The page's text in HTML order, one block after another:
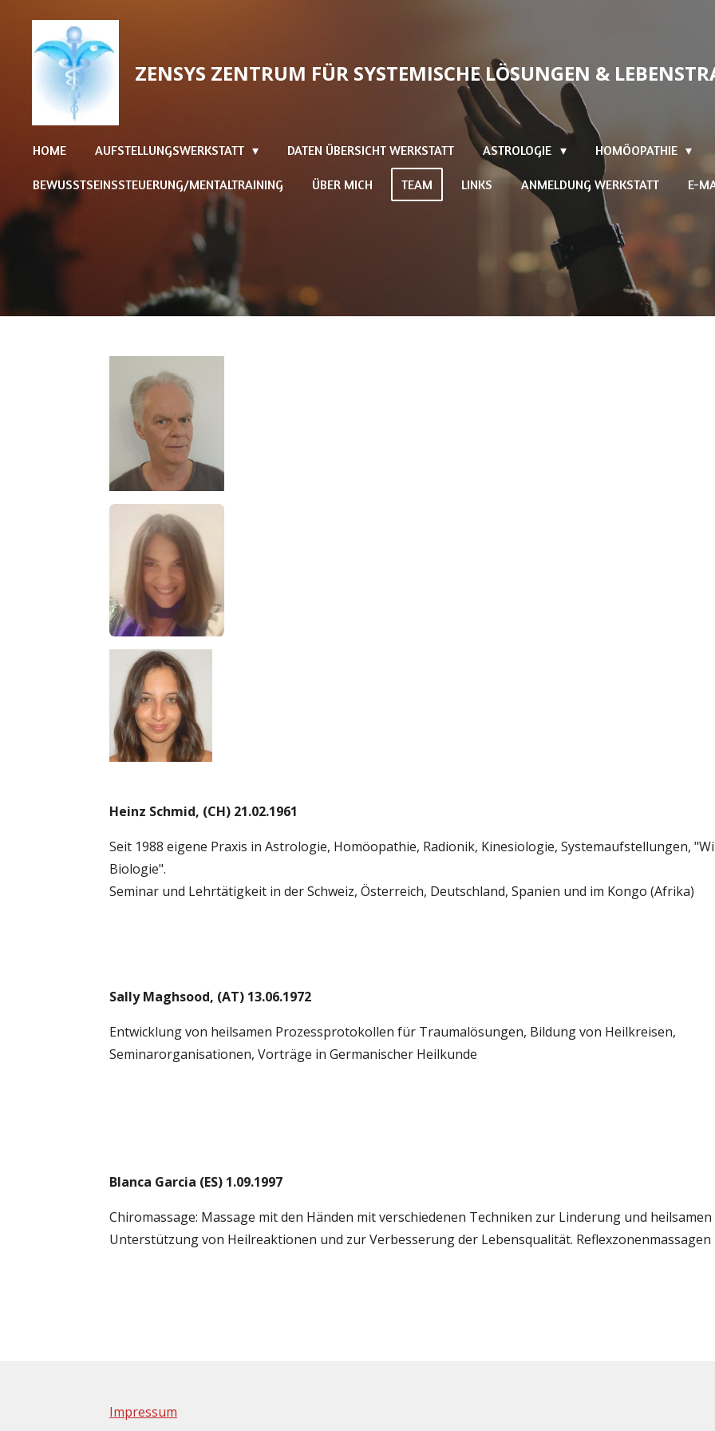
Zum
Hauptinhalt
springen
ZENSYS ZENTRUM FÜR SYSTEMISCHE LÖSUNGEN &
HOME AUFSTELLUNGSWERKSTATT DATEN ÜBERSICHT WERKSTATT ASTROLOGIE HOMÖOPATHIE
BEWUSSTSEINSSTEUERUNG/MENTALTRAINING ÜBER MICH TEAM LINKS ANMELDUNG WERKSTATT E-
Heinz Schmid, (CH) 21.02.1961
Seit 1988 eigene Praxis in Astrologie, Homöopathie, Radionik, Kinesiologie, Systemaufstellungen,
Biologie".
Seminar und Lehrtätigkeit in der Schweiz, Österreich, Deutschland, Spanien und im Kongo (Afrika)
Sally Maghsood, (AT) 13.06.1972
Entwicklung von heilsamen Prozessprotokollen für Traumalösungen, Bildung von Heilkreisen,
Seminarorganisationen, Vorträge in Germanischer Heilkunde
Blanca Garcia (ES) 1.09.1997
Chiromassage: Massage mit den Händen mit verschiedenen Techniken zur Linderung und heilsamen
Unterstützung von Heilreaktionen und zur Verbesserung der Lebensqualität. Reflexzonenmassagen
Impressum